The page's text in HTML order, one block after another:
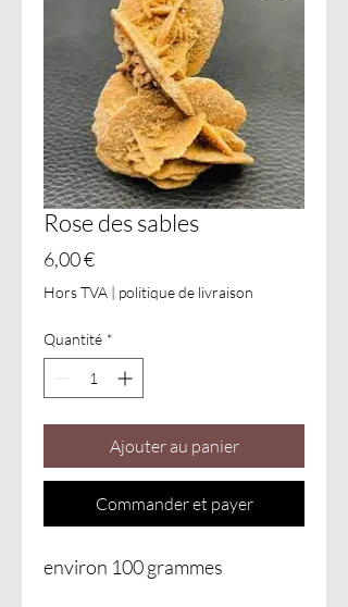
Rose des sables
6,00 €Prix
Hors TVA | politique de livraison
Quantité *
Ajouter au panier
Commander et payer
environ 100 grammes